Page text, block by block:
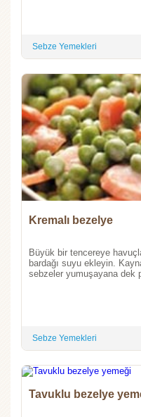
Sebze Yemekleri
Kremalı bezelye
Büyük bir tencereye
bardağı suyu ekleyin.
sebzeler yumuşayana dek
Sebze Yemekleri
Tavuklu bezelye